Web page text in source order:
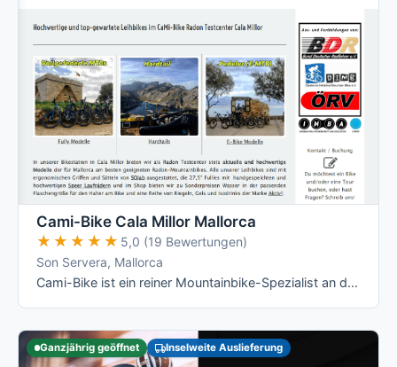
Cami-Bike Cala Millor Mallorca
★★★★★
★★★★★ 5,0 (19 Bewertungen)
Son Servera, Mallorca
Cami-Bike ist ein reiner Mountainbike-Spezialist an der Ostküste: Hardtail, Fully und die jeweiligen E-Varianten von Merida, dazu geführte …
Ganzjährig geöffnet Inselweite Auslieferung